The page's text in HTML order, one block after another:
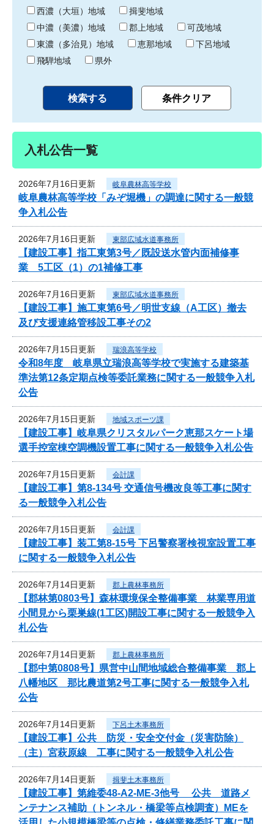
り 西濃（大垣）地域
揖斐地域
中濃（美濃）地域
郡上地域
可茂地域
東濃（多治見）地域
恵那地域
下呂地域
飛騨地域
県外
入札公告一覧
2026年7月16日更新 岐阜農林高等学校
岐阜農林高等学校「みぞ堀機」の調達に関する一般競
争入札公告
2026年7月16日更新 東部広域水道事務所
【建設工事】指工東第3号／既設送水管内面補修事
業 5工区（1）の1補修工事
2026年7月16日更新 東部広域水道事務所
【建設工事】施工東第6号／明世支線（A工区）撤去
及び支援連絡管移設工事その2
2026年7月15日更新 瑞浪高等学校
令和8年度 岐阜県立瑞浪高等学校で実施する建築基
準法第12条定期点検等委託業務に関する一般競争入札
公告
2026年7月15日更新 地域スポーツ課
【建設工事】岐阜県クリスタルパーク恵那スケート場
選手控室棟空調機設置工事に関する一般競争入札公告
2026年7月15日更新 会計課
【建設工事】第8-134号 交通信号機改良等工事に関す
る一般競争入札公告
2026年7月15日更新 会計課
【建設工事】装工第8-15号 下呂警察署検視室設置工事
に関する一般競争入札公告
2026年7月14日更新 郡上農林事務所
【郡林第0803号】森林環境保全整備事業 林業専用道
小間見から栗巣線(1工区)開設工事に関する一般競争入
札公告
2026年7月14日更新 郡上農林事務所
【郡中第0808号】県営中山間地域総合整備事業 郡上
八幡地区 那比農道第2号工事に関する一般競争入札
公告
2026年7月14日更新 下呂土木事務所
【建設工事】公共 防災・安全交付金（災害防除）
（主）宮萩原線 工事に関する一般競争入札公告
2026年7月14日更新 揖斐土木事務所
【建設工事】第維委48-A2-ME-3他号 公共 道路メ
ンテナンス補助（トンネル・橋梁等点検調査）MEを